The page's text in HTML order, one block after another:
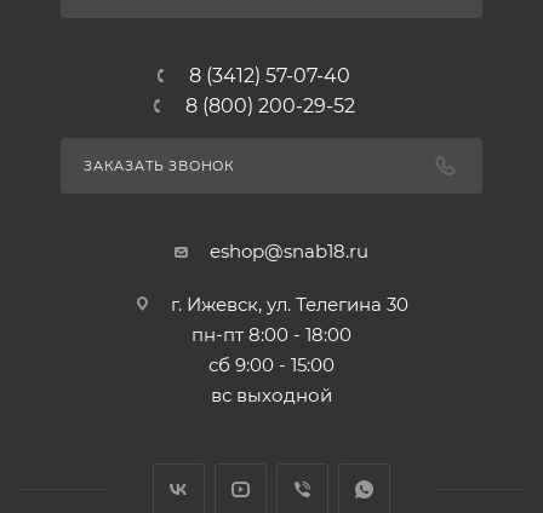
8 (3412) 57-07-40
8 (800) 200-29-52
ЗАКАЗАТЬ ЗВОНОК
eshop@snab18.ru
г. Ижевск, ул. Телегина 30
пн-пт 8:00 - 18:00
сб 9:00 - 15:00
вс выходной